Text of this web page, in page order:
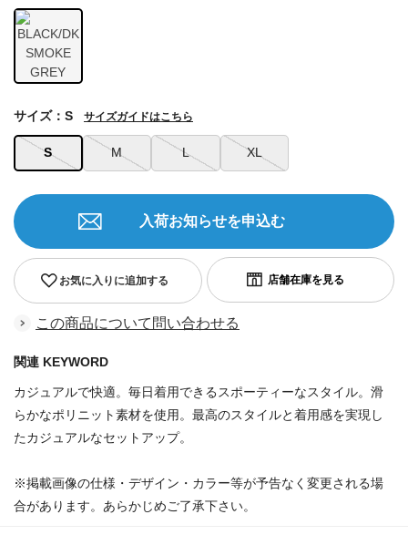
S M L XL
サイズ：S サイズガイドはこちら
お気に入りに追加する
入荷お知らせを申込む
この商品について問い合わせる
関連 KEYWORD
カジュアルで快適。毎日着用できるスポーティーなスタイル。滑
らかなポリニット素材を使用。最高のスタイルと着用感を実現し
たカジュアルなセットアップ。
※掲載画像の仕様・デザイン・カラー等が予告なく変更される場
合があります。あらかじめご了承下さい。